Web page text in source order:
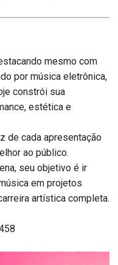
mesmo com
por música eletrônica,
constrói sua
estética e
de cada apresentação
ao público.
seu objetivo é ir
em projetos
artística completa.